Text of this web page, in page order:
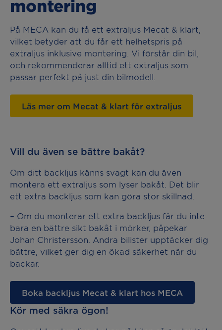
montering
På MECA kan du få ett extraljus Mecat & klart,
vilket betyder att du får ett helhetspris på
extraljus inklusive montering. Vi förstår din bil,
och rekommenderar alltid ett extraljus som
passar perfekt på just din bilmodell.
Läs mer om Mecat & klart för extraljus
Vill du även se bättre bakåt?
Om ditt backljus känns svagt kan du även
montera ett extraljus som lyser bakåt. Det blir
ett extra backljus som kan göra stor skillnad.
– Om du monterar ett extra backljus får du inte
bara en bättre sikt bakåt i mörker, påpekar
Johan Christersson. Andra bilister upptäcker dig
bättre, vilket ger dig en ökad säkerhet när du
backar.
Boka backljus Mecat & klart hos MECA
Kör med säkra ögon!